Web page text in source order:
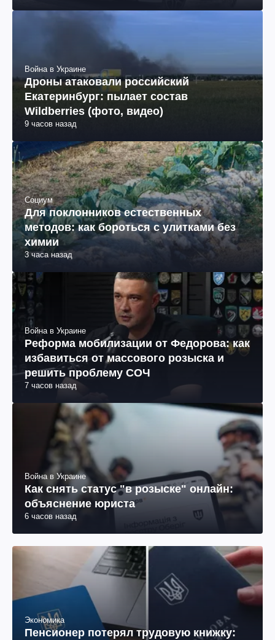
Война в Украине
Дроны атаковали российский
Екатеринбург: пылает состав
Wildberries (фото, видео)
9 часов назад
Социум
Для поклонников естественных
методов: как бороться с улитками без
химии
3 часа назад
Война в Украине
Реформа мобилизации от Федорова: как
избавиться от массового розыска и
решить проблему СОЧ
7 часов назад
Война в Украине
Как снять статус "в розыске" онлайн:
объяснение юриста
6 часов назад
Экономика
Пенсионер потерял трудовую книжку: